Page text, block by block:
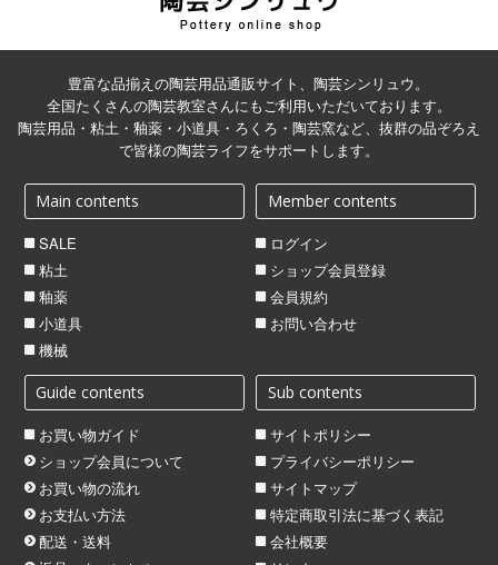
豊富な品揃えの陶芸用品通販サイト、陶芸シンリュウ。
全国たくさんの陶芸教室さんにもご利用いただいております。
陶芸用品・粘土・釉薬・小道具・ろくろ・陶芸窯など、抜群の品ぞろえ
で皆様の陶芸ライフをサポートします。
Main contents
SALE
粘土
釉薬
小道具
機械
Member contents
ログイン
ショップ会員登録
会員規約
お問い合わせ
Guide contents
お買い物ガイド
ショップ会員について
お買い物の流れ
お支払い方法
配送・送料
Sub contents
サイトポリシー
プライバシーポリシー
サイトマップ
特定商取引法に基づく表記
会社概要